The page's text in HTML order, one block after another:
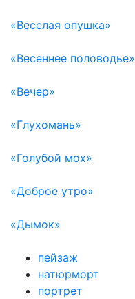
«Веселая опушка»
«Весеннее половодье»
«Вечер»
«Глухомань»
«Голубой мох»
«Доброе утро»
«Дымок»
пейзаж
натюрморт
портрет